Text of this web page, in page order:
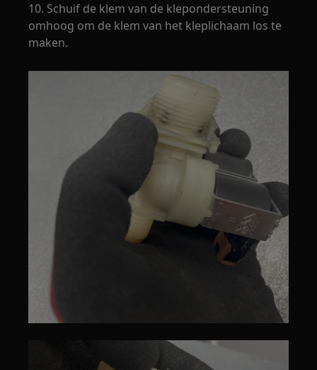
10. Schuif de klem van de klepondersteuning
omhoog om de klem van het kleplichaam los te
maken.